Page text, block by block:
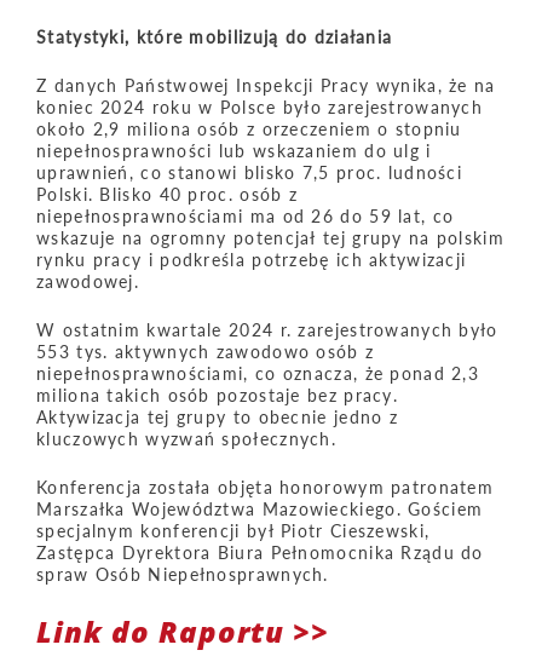
Statystyki, które mobilizują do działania
Z danych Państwowej Inspekcji Pracy wynika, że na
koniec 2024 roku w Polsce było zarejestrowanych
około 2,9 miliona osób z orzeczeniem o stopniu
niepełnosprawności lub wskazaniem do ulg i
uprawnień, co stanowi blisko 7,5 proc. ludności
Polski. Blisko 40 proc. osób z
niepełnosprawnościami ma od 26 do 59 lat, co
wskazuje na ogromny potencjał tej grupy na polskim
rynku pracy i podkreśla potrzebę ich aktywizacji
zawodowej.
W ostatnim kwartale 2024 r. zarejestrowanych było
553 tys. aktywnych zawodowo osób z
niepełnosprawnościami, co oznacza, że ponad 2,3
miliona takich osób pozostaje bez pracy.
Aktywizacja tej grupy to obecnie jedno z
kluczowych wyzwań społecznych.
Konferencja została objęta honorowym patronatem
Marszałka Województwa Mazowieckiego. Gościem
specjalnym konferencji był Piotr Cieszewski,
Zastępca Dyrektora Biura Pełnomocnika Rządu do
spraw Osób Niepełnosprawnych.
Link do Raportu >>